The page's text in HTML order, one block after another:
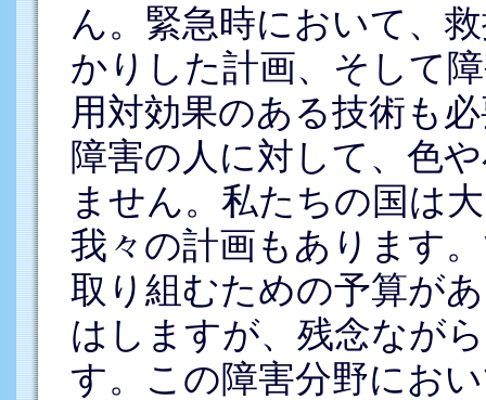
ん。緊急時において、
かりした計画、そして
用対効果のある技術も
障害の人に対して、色
ません。私たちの国は
我々の計画もあります
取り組むための予算が
はしますが、残念なが
す。この障害分野にお